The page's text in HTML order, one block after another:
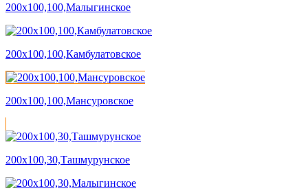
200х100,100,Малыгинское
200х100,100,Камбулатовское
200х100,100,Мансуровское
200х100,30,Ташмурунское